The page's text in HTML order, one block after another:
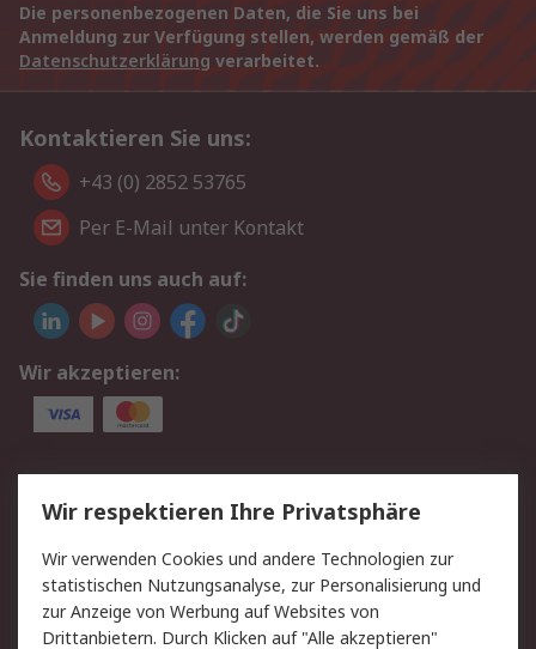
Die personenbezogenen Daten, die Sie uns bei
Anmeldung zur Verfügung stellen, werden gemäß der
Datenschutzerklärung verarbeitet.
Kontaktieren Sie uns:
+43 (0) 2852 53765
Per E-Mail unter Kontakt
Sie finden uns auch auf:
Wir akzeptieren:
Service
Value Added Services
Lieferlösungen
Rücksendung/Entsorgung Kontakt
Hilfe
Wir respektieren Ihre Privatsphäre
Wir verwenden Cookies und andere Technologien zur
statistischen Nutzungsanalyse, zur Personalisierung und
zur Anzeige von Werbung auf Websites von
Drittanbietern. Durch Klicken auf "Alle akzeptieren"